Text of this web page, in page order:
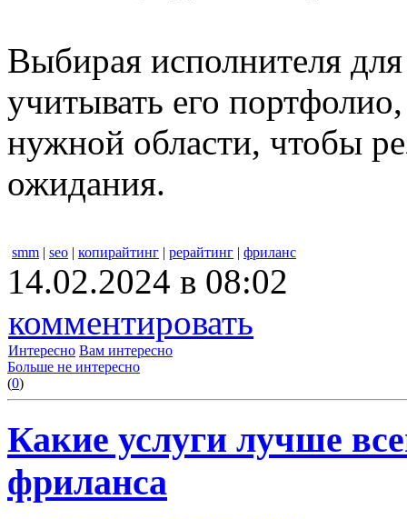
Выбирая исполнителя
учитывать его
нужной области, чтобы
ожидания.
smm | seo | копирайтинг | рерайтинг | фриланс
14.02.2024 в 08:02
комментировать
Интересно Вам интересно
Больше не интересно
(0)
Какие услуги лучше
фриланса